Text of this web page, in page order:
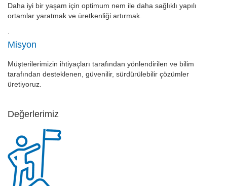
Daha iyi bir yaşam için optimum nem ile daha sağlıklı yapılı
ortamlar yaratmak ve üretkenliği artırmak.
.
Misyon
Müşterilerimizin ihtiyaçları tarafından yönlendirilen ve bilim
tarafından desteklenen, güvenilir, sürdürülebilir çözümler
üretiyoruz.
Değerlerimiz